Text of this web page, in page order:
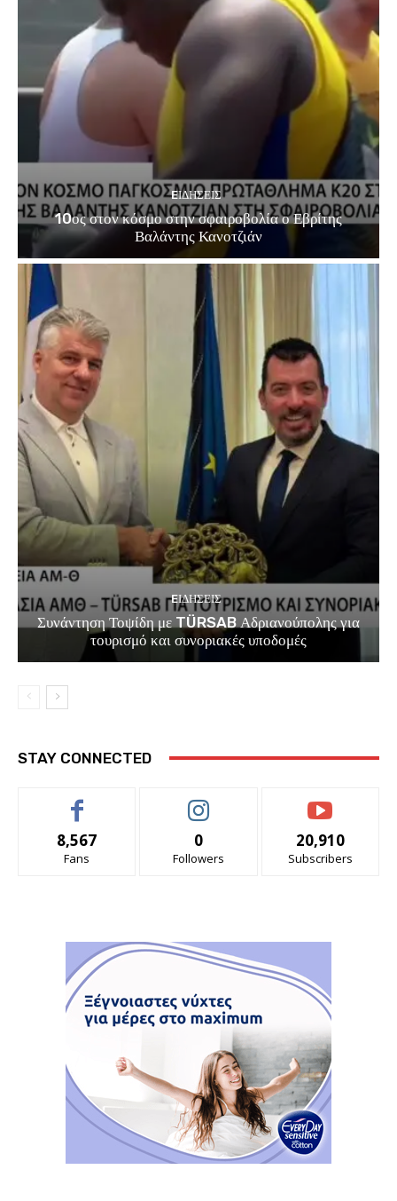
EΙΔΗΣΕΙΣ
10ος στον κόσμο στην σφαιροβολία ο Εβρίτης
Βαλάντης Κανοτζιάν
EΙΔΗΣΕΙΣ
Συνάντηση Τοψίδη με TÜRSAB Αδριανούπολης για
τουρισμό και συνοριακές υποδομές
STAY CONNECTED
8,567
Fans
0
Followers
20,910
Subscribers